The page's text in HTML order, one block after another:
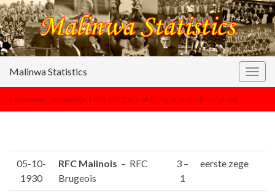
Malinwa Statistics
seizoenen > competitie 1930-1931: ere-afdeling, vice-landskampioen
05-10-
1930
RFC Malinois – RFC
Brugeois
3 –
1
eerste zege